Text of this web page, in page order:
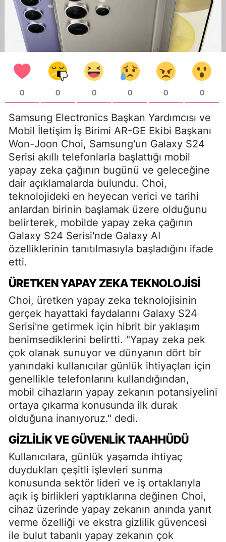
0 0 0 0 0 0
Samsung Electronics Başkan Yardımcısı ve
Mobil İletişim İş Birimi AR-GE Ekibi Başkanı
Won-Joon Choi, Samsung'un Galaxy S24
Serisi akıllı telefonlarla başlattığı mobil
yapay zeka çağının bugünü ve geleceğine
dair açıklamalarda bulundu. Choi,
teknolojideki en heyecan verici ve tarihi
anlardan birinin başlamak üzere olduğunu
belirterek, mobilde yapay zeka çağının
Galaxy S24 Serisi'nde Galaxy AI
özelliklerinin tanıtılmasıyla başladığını ifade
etti.
ÜRETKEN YAPAY ZEKA TEKNOLOJISI
Choi, üretken yapay zeka teknolojisinin
gerçek hayattaki faydalarını Galaxy S24
Serisi'ne getirmek için hibrit bir yaklaşım
benimsediklerini belirtti. "Yapay zeka pek
çok olanak sunuyor ve dünyanın dört bir
yanındaki kullanıcılar günlük ihtiyaçları için
genellikle telefonlarını kullandığından,
mobil cihazların yapay zekanın potansiyelini
ortaya çıkarma konusunda ilk durak
olduğuna inanıyoruz." dedi.
GIZLILIK VE GÜVENLIK TAAHHÜDÜ
Kullanıcılara, günlük yaşamda ihtiyaç
duydukları çeşitli işlevleri sunma
konusunda sektör lideri ve iş ortaklarıyla
açık iş birlikleri yaptıklarına değinen Choi,
cihaz üzerinde yapay zekanın anında yanıt
verme özelliği ve ekstra gizlilik güvencesi
ile bulut tabanlı yapay zekanın çok